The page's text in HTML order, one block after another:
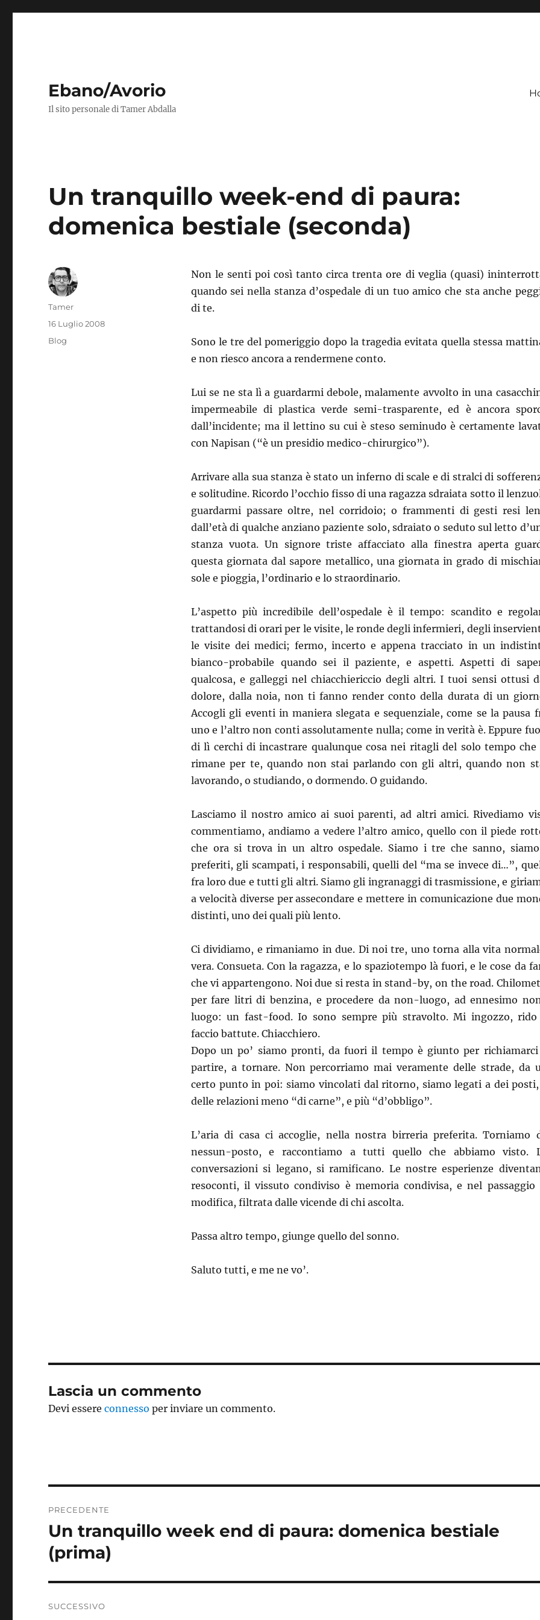
Ebano/Avorio
Il sito personale di Tamer Abdalla
Un tranquillo week-end di paura:
domenica bestiale (seconda)
Non le senti poi così tanto circa trenta ore di veglia (quasi)
quando sei nella stanza d’ospedale di un tuo amico che sta anche
di te.
Sono le tre del pomeriggio dopo la tragedia evitata quella stessa
e non riesco ancora a rendermene conto.
Lui se ne sta lì a guardarmi debole, malamente avvolto in una
impermeabile di plastica verde semi-trasparente, ed è ancora
dall’incidente; ma il lettino su cui è steso seminudo è certamente
con Napisan (“è un presidio medico-chirurgico”).
Arrivare alla sua stanza è stato un inferno di scale e di stralci di
e solitudine. Ricordo l’occhio fisso di una ragazza sdraiata sotto il
guardarmi passare oltre, nel corridoio; o frammenti di gesti resi
dall’età di qualche anziano paziente solo, sdraiato o seduto sul letto
stanza vuota. Un signore triste affacciato alla finestra aperta
questa giornata dal sapore metallico, una giornata in grado di
sole e pioggia, l’ordinario e lo straordinario.
L’aspetto più incredibile dell’ospedale è il tempo: scandito e
trattandosi di orari per le visite, le ronde degli infermieri, degli
le visite dei medici; fermo, incerto e appena tracciato in un
bianco-probabile quando sei il paziente, e aspetti. Aspetti di
qualcosa, e galleggi nel chiacchiericcio degli altri. I tuoi sensi ottusi
dolore, dalla noia, non ti fanno render conto della durata di un
Accogli gli eventi in maniera slegata e sequenziale, come se la pausa
uno e l’altro non conti assolutamente nulla; come in verità è. Eppure
di lì cerchi di incastrare qualunque cosa nei ritagli del solo tempo
rimane per te, quando non stai parlando con gli altri, quando non
lavorando, o studiando, o dormendo. O guidando.
Lasciamo il nostro amico ai suoi parenti, ad altri amici. Rivediamo
commentiamo, andiamo a vedere l’altro amico, quello con il piede
che ora si trova in un altro ospedale. Siamo i tre che sanno,
preferiti, gli scampati, i responsabili, quelli del “ma se invece di…”,
fra loro due e tutti gli altri. Siamo gli ingranaggi di trasmissione, e
a velocità diverse per assecondare e mettere in comunicazione due
distinti, uno dei quali più lento.
Ci dividiamo, e rimaniamo in due. Di noi tre, uno torna alla vita
vera. Consueta. Con la ragazza, e lo spaziotempo là fuori, e le cose da
che vi appartengono. Noi due si resta in stand-by, on the road.
per fare litri di benzina, e procedere da non-luogo, ad ennesimo
luogo: un fast-food. Io sono sempre più stravolto. Mi ingozzo, rido
faccio battute. Chiacchiero.
Dopo un po’ siamo pronti, da fuori il tempo è giunto per
partire, a tornare. Non percorriamo mai veramente delle strade, da
certo punto in poi: siamo vincolati dal ritorno, siamo legati a dei
delle relazioni meno “di carne”, e più “d’obbligo”.
L’aria di casa ci accoglie, nella nostra birreria preferita. Torniamo
nessun-posto, e raccontiamo a tutti quello che abbiamo visto.
conversazioni si legano, si ramificano. Le nostre esperienze
resoconti, il vissuto condiviso è memoria condivisa, e nel passaggio
modifica, filtrata dalle vicende di chi ascolta.
Passa altro tempo, giunge quello del sonno.
Saluto tutti, e me ne vo’.
Autore
Tamer
Pubblicato
16 Luglio 2008
Categorie
Blog
Lascia un commento
Devi essereconnesso per inviare un commento.
articoli
PRECEDENTE
Articolo
precedente:
Un tranquillo week end di paura: domenica bestiale
(prima)
SUCCESSIVO